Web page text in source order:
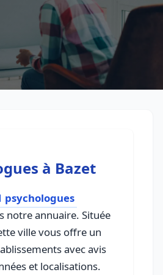
à Bazet
psychologues
notre annuaire. Située
ville vous offre un
avec avis
et localisations.